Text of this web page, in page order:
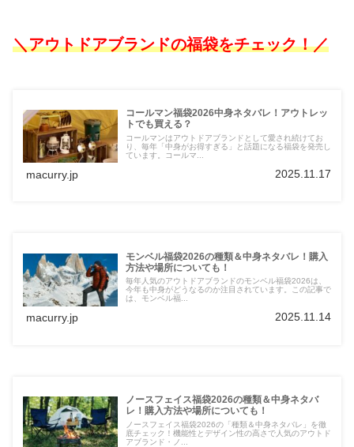
＼アウトドアブランドの福袋をチェック！／
コールマン福袋2026中身ネタバレ！アウトレッ
トでも買える？
コールマンはアウトドアブランドとして愛され続けてお
り、毎年「中身がお得すぎる」と話題になる福袋を発売し
ています。コールマ...
macurry.jp 2025.11.17
モンベル福袋2026の種類＆中身ネタバレ！購入
方法や場所についても！
毎年人気のアウトドアブランドのモンベル福袋2026は、
今年も中身がどうなるのか注目されています。この記事で
は、モンベル福...
macurry.jp 2025.11.14
ノースフェイス福袋2026の種類＆中身ネタバ
レ！購入方法や場所についても！
ノースフェイス福袋2026の「種類＆中身ネタバレ」を徹
底チェック！機能性とデザイン性の高さで人気のアウトド
アブランド・ノ...